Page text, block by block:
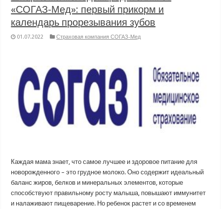
«СОГАЗ-Мед»: первый прикорм и
календарь прорезывания зубов
01.07.2022 Страховая компания СОГАЗ-Мед
Каждая мама знает, что самое лучшее и здоровое питание для
новорожденного – это грудное молоко. Оно содержит идеальный
баланс жиров, белков и минеральных элементов, которые
способствуют правильному росту малыша, повышают иммунитет
и налаживают пищеварение. Но ребенок растет и со временем